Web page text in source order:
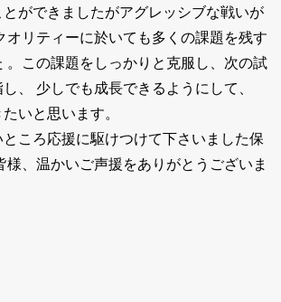
ができましたがアグレッシブな戦いが
オリティーに於いても多くの課題を残す
。この課題をしっかりと克服し、次の試
、 少しでも成長できるようにして、
いと思います。
ころ応援に駆けつけて下さいました保
様、温かいご声援をありがとうございま